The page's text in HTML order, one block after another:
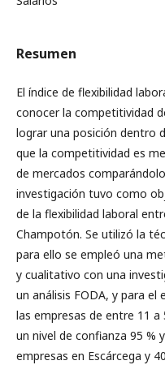
Resumen
El índice de flexibilidad
conocer la competitividad
lograr una posición dentro
que la competitividad es
de mercados
investigación tuvo como
de la flexibilidad laboral
Champotón. Se utilizó la
para ello se empleó una
y cualitativo con una
un análisis FODA, y para
las empresas de entre 11
un nivel de confianza 95 %
empresas en Escárcega y